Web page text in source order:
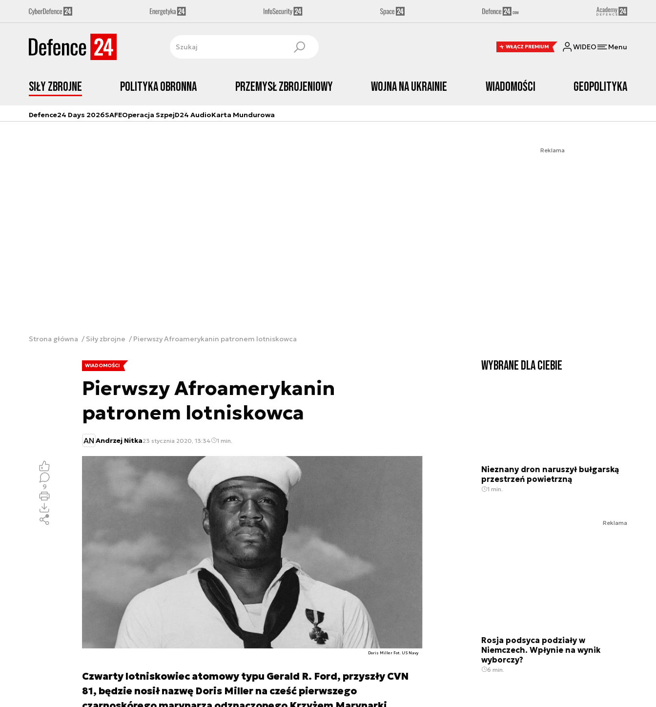
WŁĄCZ PREMIUM WIDEO Menu
Siły zbrojne Polityka obronna Przemysł Zbrojeniowy Wojna na Ukrainie Wiadomości Geopolityka
Defence24 Days 2026SAFEOperacja SzpejD24 AudioKarta Mundurowa
Reklama
Strona główna Siły zbrojne Pierwszy Afroamerykanin patronem lotniskowca
WIADOMOŚCI
Pierwszy Afroamerykanin
patronem lotniskowca
AN Andrzej Nitka23 stycznia 2020, 13:34 1 min.
Doris Miller Fot. US Navy
Czwarty lotniskowiec atomowy typu Gerald R. Ford, przyszły CVN
81, będzie nosił nazwę Doris Miller na cześć pierwszego
9
Wybrane dla Ciebie
Nieznany dron naruszył bułgarską
przestrzeń powietrzną
1 min.
Reklama
Rosja podsyca podziały w
Niemczech. Wpłynie na wynik
wyborczy?
6 min.